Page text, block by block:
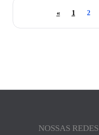
« 1 2
NOSSAS REDES